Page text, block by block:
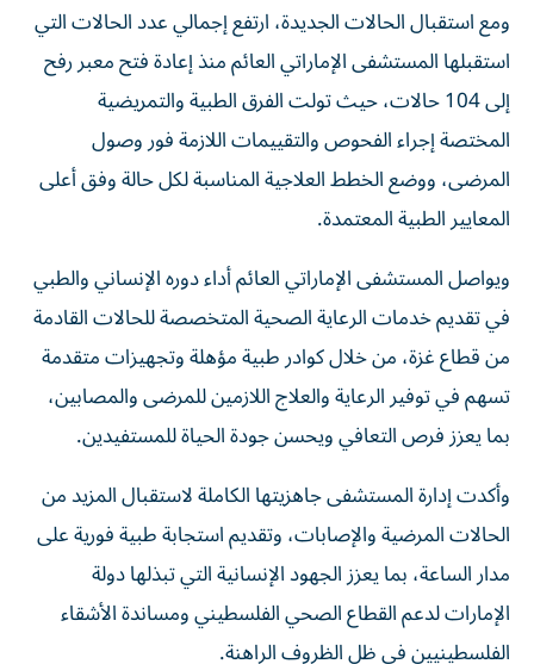
ومع استقبال الحالات الجديدة، ارتفع إجمالي عدد الحالات التي
استقبلها المستشفى الإماراتي العائم منذ إعادة فتح معبر رفح
إلى 104 حالات، حيث تولت الفرق الطبية والتمريضية
المختصة إجراء الفحوص والتقييمات اللازمة فور وصول
المرضى، ووضع الخطط العلاجية المناسبة لكل حالة وفق أعلى
المعايير الطبية المعتمدة.
ويواصل المستشفى الإماراتي العائم أداء دوره الإنساني والطبي
في تقديم خدمات الرعاية الصحية المتخصصة للحالات القادمة
من قطاع غزة، من خلال كوادر طبية مؤهلة وتجهيزات متقدمة
تسهم في توفير الرعاية والعلاج اللازمين للمرضى والمصابين،
بما يعزز فرص التعافي ويحسن جودة الحياة للمستفيدين.
وأكدت إدارة المستشفى جاهزيتها الكاملة لاستقبال المزيد من
الحالات المرضية والإصابات، وتقديم استجابة طبية فورية على
مدار الساعة، بما يعزز الجهود الإنسانية التي تبذلها دولة
الإمارات لدعم القطاع الصحي الفلسطيني ومساندة الأشقاء
الفلسطينيين في ظل الظروف الراهنة.